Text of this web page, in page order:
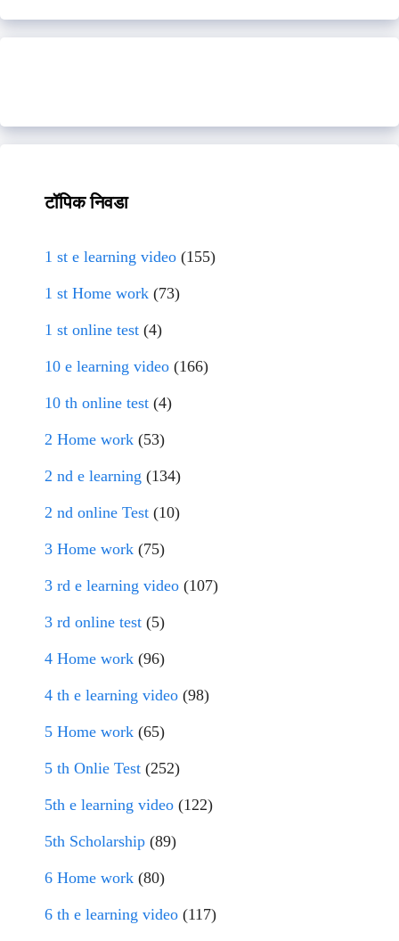
टॉपिक निवडा
1 st e learning video (155)
1 st Home work (73)
1 st online test (4)
10 e learning video (166)
10 th online test (4)
2 Home work (53)
2 nd e learning (134)
2 nd online Test (10)
3 Home work (75)
3 rd e learning video (107)
3 rd online test (5)
4 Home work (96)
4 th e learning video (98)
5 Home work (65)
5 th Onlie Test (252)
5th e learning video (122)
5th Scholarship (89)
6 Home work (80)
6 th e learning video (117)